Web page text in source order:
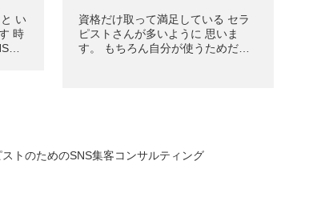
い
時
集
資格だけ取って満足している セラ
ピストさんが多いように 思いま
す。 もちろん自分が使うためだけ
ストのためのSNS集客コンサルティング